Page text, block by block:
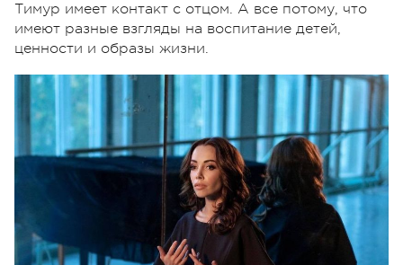
Тимур имеет контакт с отцом. А все потому, что
имеют разные взгляды на воспитание детей,
ценности и образы жизни.